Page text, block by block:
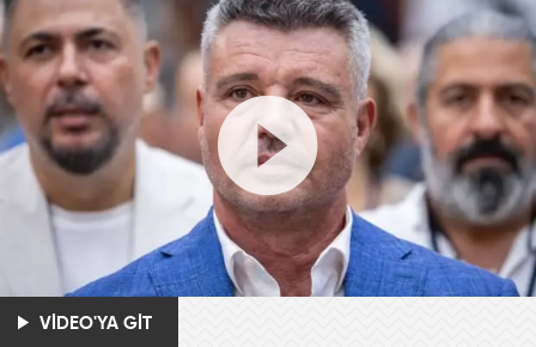
VİDEO'YA GİT